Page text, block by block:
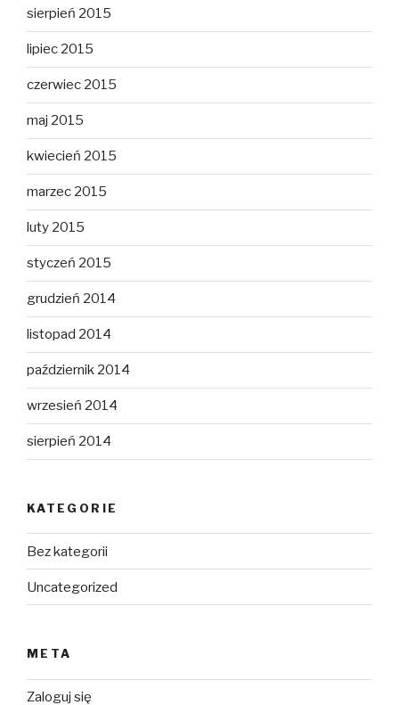
sierpień 2015
lipiec 2015
czerwiec 2015
maj 2015
kwiecień 2015
marzec 2015
luty 2015
styczeń 2015
grudzień 2014
listopad 2014
październik 2014
wrzesień 2014
sierpień 2014
KATEGORIE
Bez kategorii
Uncategorized
META
Zaloguj się